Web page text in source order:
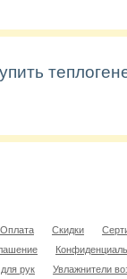
Оплата Скидки
рук Увлажнители